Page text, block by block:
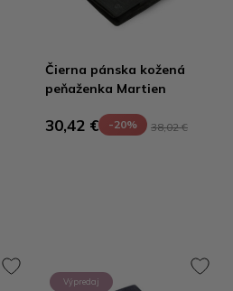
Čierna pánska kožená
peňaženka Martien
30,42 € -20% 38,02 €
Výpredaj